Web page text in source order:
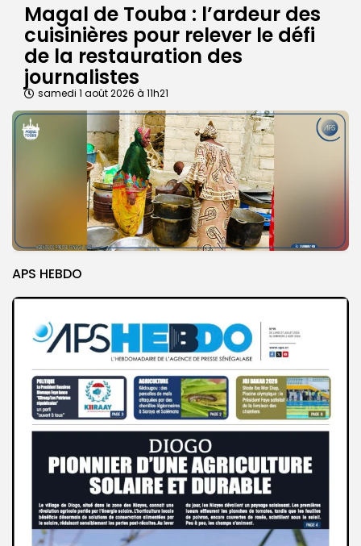
Magal de Touba : l’ardeur des
cuisinières pour relever le défi
de la restauration des
journalistes
samedi 1 août 2026 à 11h21
APS HEBDO